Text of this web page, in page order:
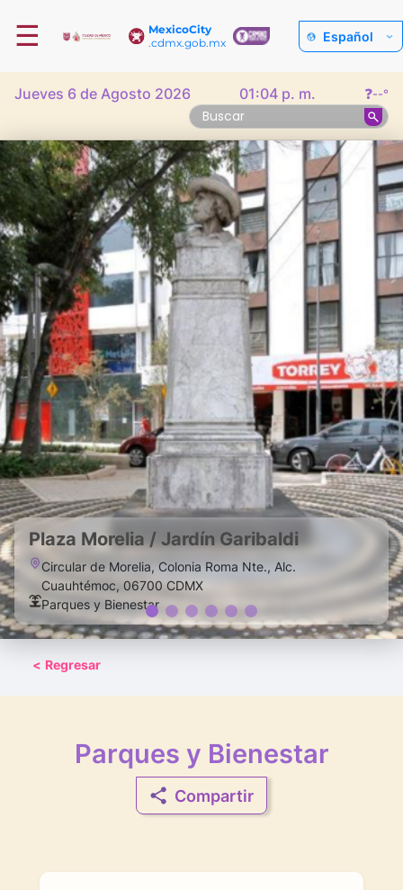
MexicoCity
.cdmx.gob.mx
☰ Español
Jueves 6 de Agosto 2026 01:04 p. m. ❓--°
Plaza Morelia / Jardín Garibaldi
Circular de Morelia, Colonia Roma Nte., Alc.
Cuauhtémoc, 06700 CDMX
Parques y Bienestar
< Regresar
Parques y Bienestar
Compartir